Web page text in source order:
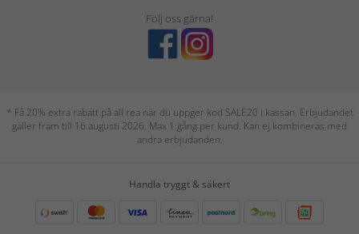
Följ oss gärna!
* Få 20% extra rabatt på all rea när du uppger kod SALE20 i kassan. Erbjudandet
gäller fram till 16 augusti 2026. Max 1 gång per kund. Kan ej kombineras med
andra erbjudanden.
Handla tryggt & säkert